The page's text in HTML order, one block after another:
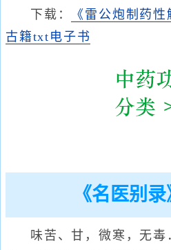
下载： 《雷公炮制药
古籍txt电子书
《名医别
味苦、甘，微寒，无毒